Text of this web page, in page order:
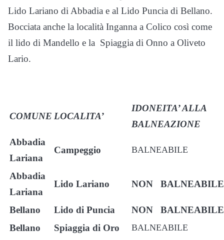
Lido Lariano di Abbadia e al Lido Puncia di Bellano.
Bocciata anche la località Inganna a Colico così come
il lido di Mandello e la Spiaggia di Onno a Oliveto
Lario.
COMUNE LOCALITA’
IDONEITA’ ALLA
BALNEAZIONE
Abbadia
Lariana
Campeggio BALNEABILE
Abbadia
Lariana
Lido Lariano NON BALNEABILE
Bellano Lido di Puncia
NON BALNEABILE
Bellano
Spiaggia di Oro BALNEABILE